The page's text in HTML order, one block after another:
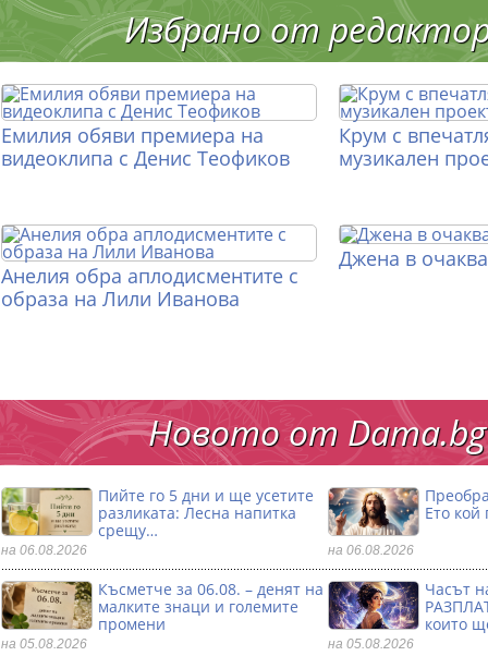
Избрано от
Емилия обяви премиера на
видеоклипа с Денис Теофиков
Крум с
музикален
Анелия обра аплодисментите с
образа на Лили Иванова
Джена в
Новото от Dama.bg
Пийте го 5 дни и ще усетите
разликата: Лесна напитка
срещу…
на 06.08.2026
Ето кой
на 06.08.2026
Късметче за 06.08. – денят на
малките знаци и големите
промени
на 05.08.2026
Часът
които
на 05.08.2026